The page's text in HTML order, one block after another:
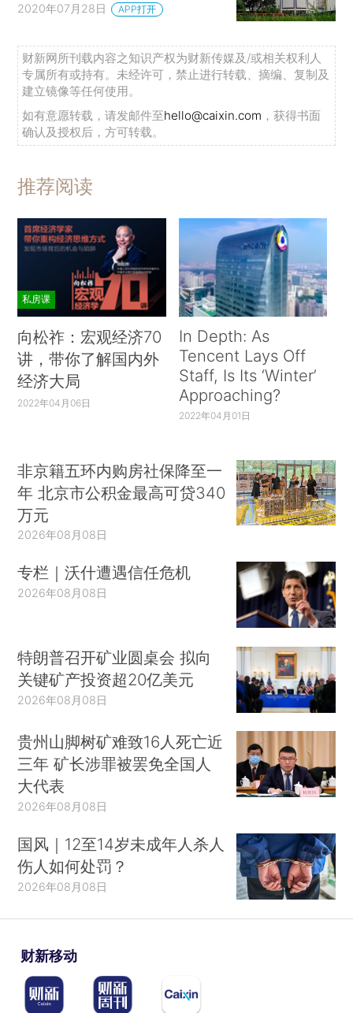
2020年07月28日 APP打开
财新网所刊载内容之知识产权为财新传媒及/或相关权利人
专属所有或持有。未经许可，禁止进行转载、摘编、复制及
建立镜像等任何使用。
如有意愿转载，请发邮件至hello@caixin.com ，获得书面
确认及授权后，方可转载。
推荐阅读
私房课
向松祚：宏观经济70
讲，带你了解国内外
经济大局
2022年04月06日
In Depth: As
Tencent Lays Off
Staff, Is Its ‘Winter’
Approaching?
2022年04月01日
非京籍五环内购房社保降至一
年 北京市公积金最高可贷340
万元
2026年08月08日
专栏｜沃什遭遇信任危机
2026年08月08日
特朗普召开矿业圆桌会 拟向
关键矿产投资超20亿美元
2026年08月08日
贵州山脚树矿难致16人死亡近
三年 矿长涉罪被罢免全国人
大代表
2026年08月08日
国风｜12至14岁未成年人杀人
伤人如何处罚？
2026年08月08日
财新移动